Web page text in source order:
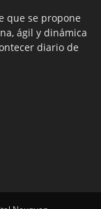
que se propone
ágil y dinámica
diario de